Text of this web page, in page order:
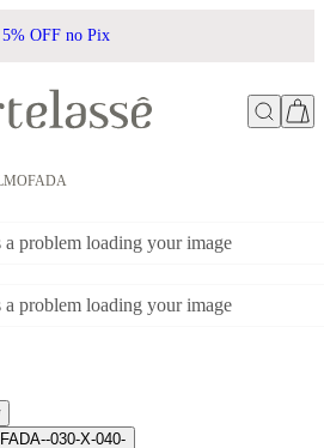
5% OFF no Pix
a problem loading your image
a problem loading your image